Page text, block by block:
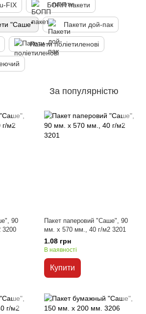
FIX БОПП пакети
"Саше" Пакети дой-пак
Пакети поліетиленові
За популярністю
90
3200
Пакет паперовий "Саше", 90
мм. х 570 мм., 40 г/м2 3201
1.08 грн
В наявності
Купити